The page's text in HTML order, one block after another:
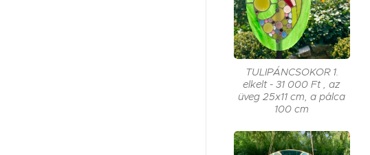
TULIPÁNCSOKOR 1.
elkelt - 31 000 Ft , az
üveg 25x11 cm, a pálca
100 cm